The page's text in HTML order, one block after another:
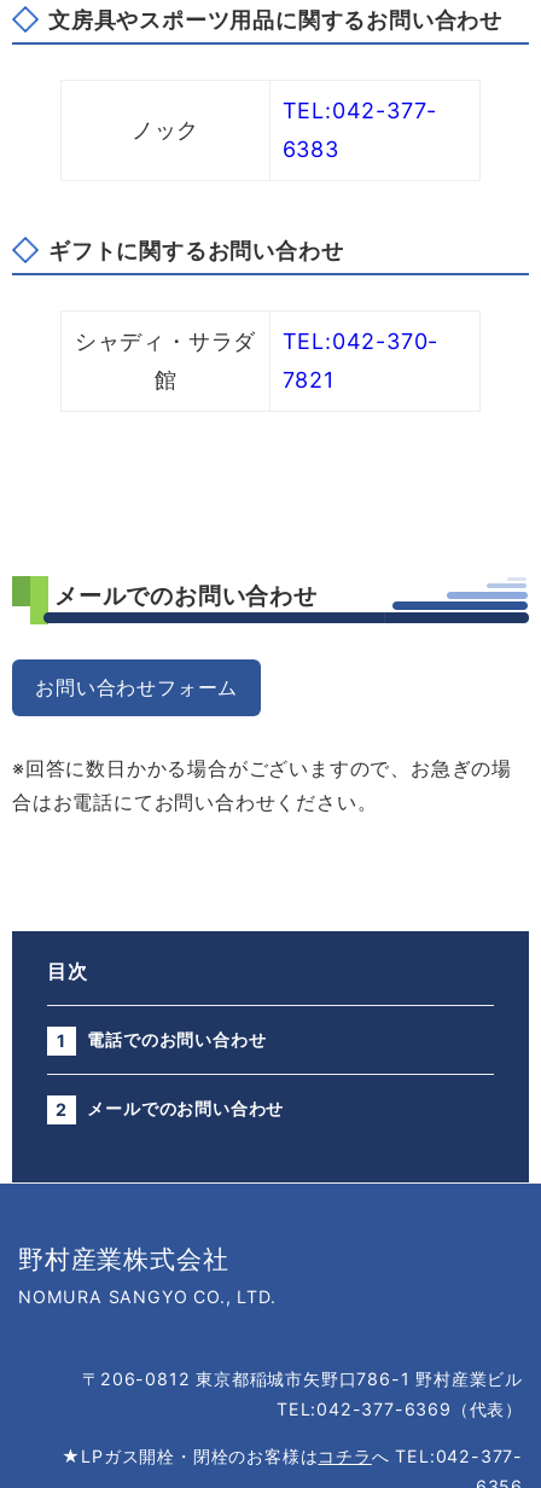
文房具やスポーツ用品に関するお問い合わせ
ノック
TEL:042-377-
6383
ギフトに関するお問い合わせ
シャディ・サラダ
館
TEL:042-370-
7821
メールでのお問い合わせ
お問い合わせフォーム
※回答に数日かかる場合がございますので、お急ぎの場
合はお電話にてお問い合わせください。
目次
電話でのお問い合わせ
メールでのお問い合わせ
野村産業株式会社
NOMURA SANGYO CO., LTD.
〒206-0812 東京都稲城市矢野口786-1 野村産業ビル
TEL:042-377-6369（代表）
★LPガス開栓・閉栓のお客様はコチラへTEL:042-377-